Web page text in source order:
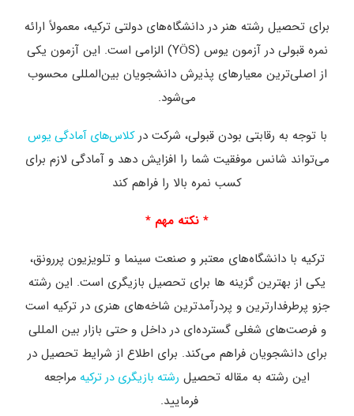
برای تحصیل رشته‌ هنر در دانشگاه‌های دولتی ترکیه، معمولاً ارائه
نمره قبولی در آزمون یوس (YÖS) الزامی است. این آزمون یکی
از اصلی‌ترین معیارهای پذیرش دانشجویان بین‌المللی محسوب
می‌شود.
با توجه به رقابتی بودن قبولی، شرکت درکلاس‌های آمادگی یوس
می‌تواند شانس موفقیت شما را افزایش دهد و آمادگی لازم برای
کسب نمره بالا را فراهم کند
* نکته مهم *
ترکیه با دانشگاه‌های معتبر و صنعت سینما و تلویزیون پررونق،
یکی از بهترین گزینه ‌ها برای تحصیل بازیگری است. این رشته
جزو پرطرفدارترین و پردرآمدترین‌ شاخه‌های هنری در ترکیه است
و فرصت‌های شغلی گسترده‌ای در داخل و حتی بازار بین ‌المللی
برای دانشجویان فراهم می‌کند. برای اطلاع از شرایط تحصیل در
این رشته به مقاله تحصیل رشته بازیگری در ترکیه مراجعه
فرمایید.